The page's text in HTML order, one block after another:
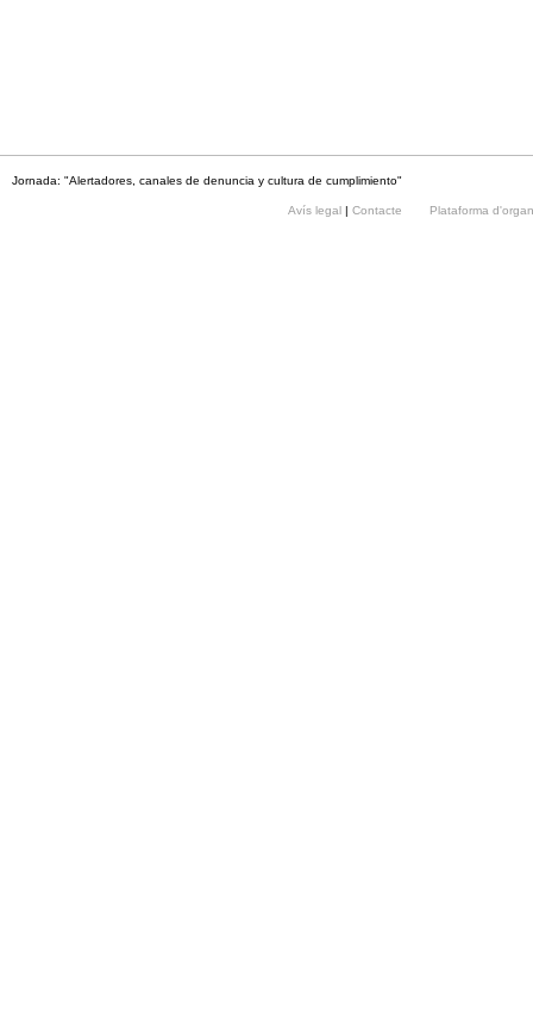
Jornada: "Alertadores, canales de denuncia y cultura de cumplimiento"
Avís legal | Contacte Plataforma